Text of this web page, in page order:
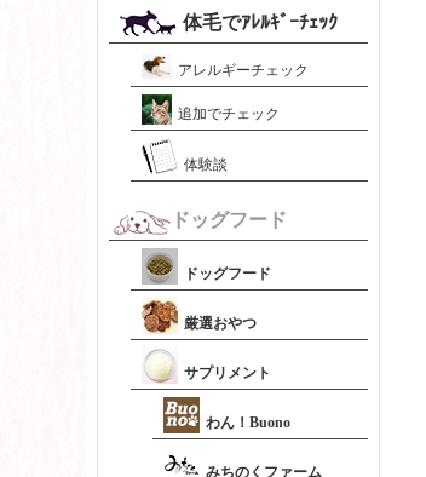
体毛でｱﾚﾙｷﾞｰﾁｪｯｸ
アレルギーチェック
追加でチェック
体験談
ドッグフード
ドッグフード
厳選おやつ
サプリメント
わん！Buono
みちのくファーム